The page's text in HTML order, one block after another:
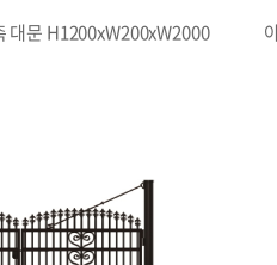
대문 H1200xW200xW2000